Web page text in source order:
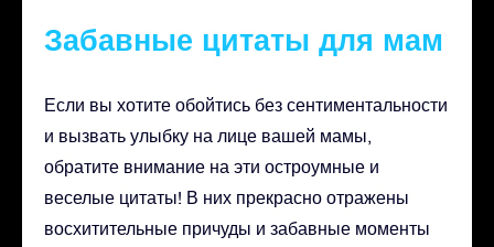
Забавные цитаты для мам
Если вы хотите обойтись без сентиментальности
и вызвать улыбку на лице вашей мамы,
обратите внимание на эти остроумные и
веселые цитаты! В них прекрасно отражены
восхитительные причуды и забавные моменты